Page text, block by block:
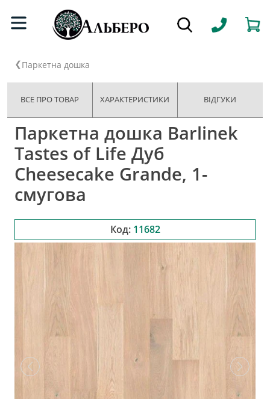
Паркетна дошка
ВСЕ ПРО ТОВАР ХАРАКТЕРИСТИКИ ВІДГУКИ
Паркетна дошка Barlinek
Tastes of Life Дуб
Cheesecake Grande, 1-
смугова
Код: 11682